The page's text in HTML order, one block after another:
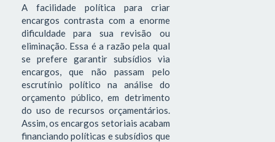
A facilidade política para criar
encargos contrasta com a enorme
dificuldade para sua revisão ou
eliminação. Essa é a razão pela qual
se prefere garantir subsídios via
encargos, que não passam pelo
escrutínio político na análise do
orçamento público, em detrimento
do uso de recursos orçamentários.
Assim, os encargos setoriais acabam
financiando políticas e subsídios que